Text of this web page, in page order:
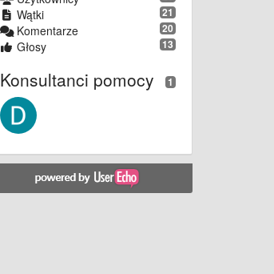
21
Wątki
20
Komentarze
13
Głosy
1
Konsultanci pomocy